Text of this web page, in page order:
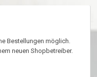
Bestellungen möglich.
neuen Shopbetreiber.